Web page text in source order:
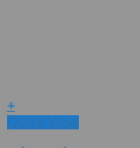
+
Quick View